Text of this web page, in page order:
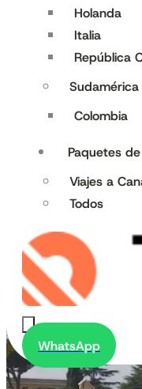
Holanda
Italia
República
Sudamérica
Colombia
Paquetes
Viajes a
Todos
WhatsApp